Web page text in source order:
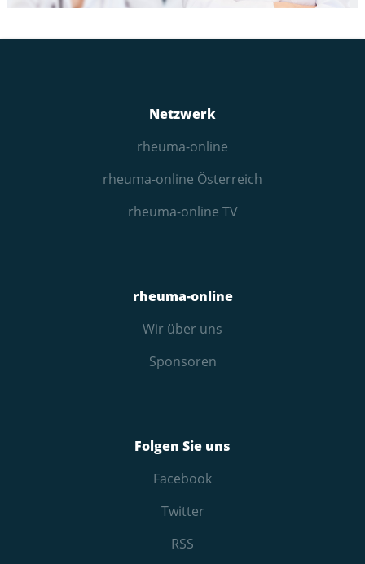
Netzwerk
rheuma-online
rheuma-online Österreich
rheuma-online TV
rheuma-online
Wir über uns
Sponsoren
Folgen Sie uns
Facebook
Twitter
RSS